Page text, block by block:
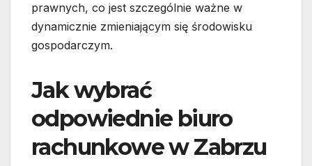
prawnych, co jest szczególnie ważne w
dynamicznie zmieniającym się środowisku
gospodarczym.
Jak wybrać
odpowiednie biuro
rachunkowe w Zabrzu